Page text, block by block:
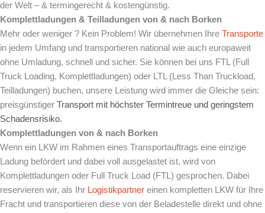
der Welt – & termingerecht & kostengünstig.
Komplettladungen & Teilladungen von & nach Borken
Mehr oder weniger ? Kein Problem! Wir übernehmen Ihre Transporte
in jedem Umfang und transportieren national wie auch europaweit
ohne Umladung, schnell und sicher. Sie können bei uns FTL (Full
Truck Loading, Komplettladungen) oder LTL (Less Than Truckload,
Teilladungen) buchen, unsere Leistung wird immer die Gleiche sein:
preisgünstiger Transport mit höchster Termintreue und geringstem
Schadensrisiko.
Komplettladungen von & nach Borken
Wenn ein LKW im Rahmen eines Transportauftrags eine einzige
Ladung befördert und dabei voll ausgelastet ist, wird von
Komplettladungen oder Full Truck Load (FTL) gesprochen. Dabei
reservieren wir, als Ihr Logistikpartner einen kompletten LKW für Ihre
Fracht und transportieren diese von der Beladestelle direkt und ohne